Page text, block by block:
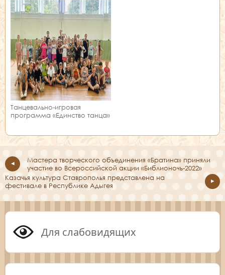
Танцевально-игровая
программа «Единство танца»
Мастера творческого объединения «Братина» приняли
участие во Всероссийской акции «Библионочь-2022»
Казачья культура Ставрополья представлена на
фестивале в Республике Адыгея
Для слабовидящих